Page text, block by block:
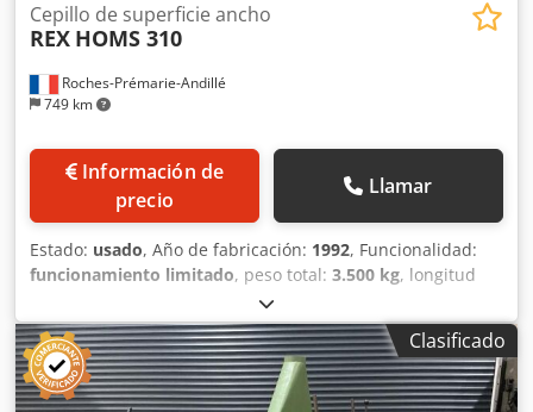
Roches-Prémarie-Andillé
749 km
Cepillo de superficie ancho
REX HOMS 310
Información de
precio
Llamar
Estado: usado, Año de fabricación: 1992, Funcionalidad:
funcionamiento limitado, peso total: 3.500 kg, longitud
, ancho total:1.500 mm
mm, tensión de entrada:400 V, frecuencia de entrada:50
Hz, corriente de entrada:80 A, Cepillo de 4 caras para
carpintería REX modelo HOMS, Csdpsx Tub Aefx Akvsrf
capacidades de cepillado: 300 x 300 mm en 4 caras eje
Clasificado